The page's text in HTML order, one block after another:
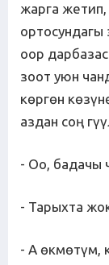
жарга
ортосундагы
оор
зоот уюн
көргөн
аздан соң
- Оо, бадачы
- Тарыхта
- А өкмөтүм,